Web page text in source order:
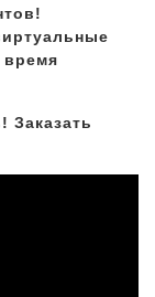
время
Заказать